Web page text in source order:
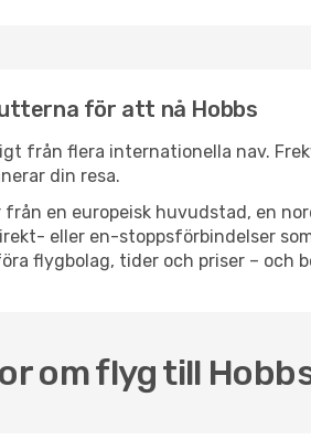
för att nå Hobbs
från flera internationella nav.
din resa.
från en europeisk huvudstad, en
eller en-stoppsförbindelser
flygbolag, tider och priser – och
om flyg till